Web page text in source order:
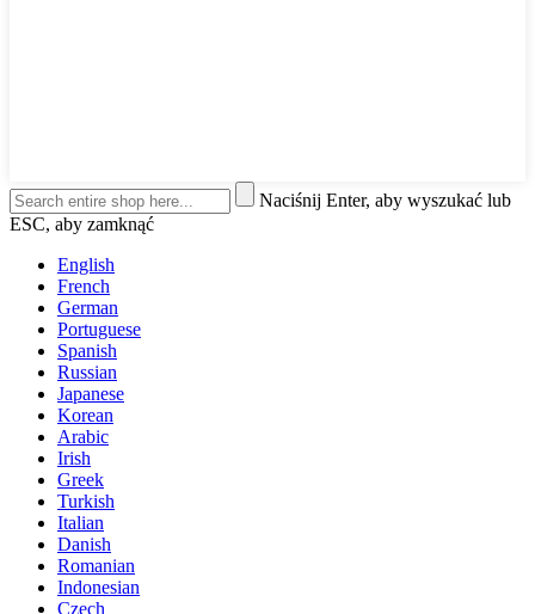
Naciśnij Enter, aby wyszukać lub
ESC, aby zamknąć
English
French
German
Portuguese
Spanish
Russian
Japanese
Korean
Arabic
Irish
Greek
Turkish
Italian
Danish
Romanian
Indonesian
Czech